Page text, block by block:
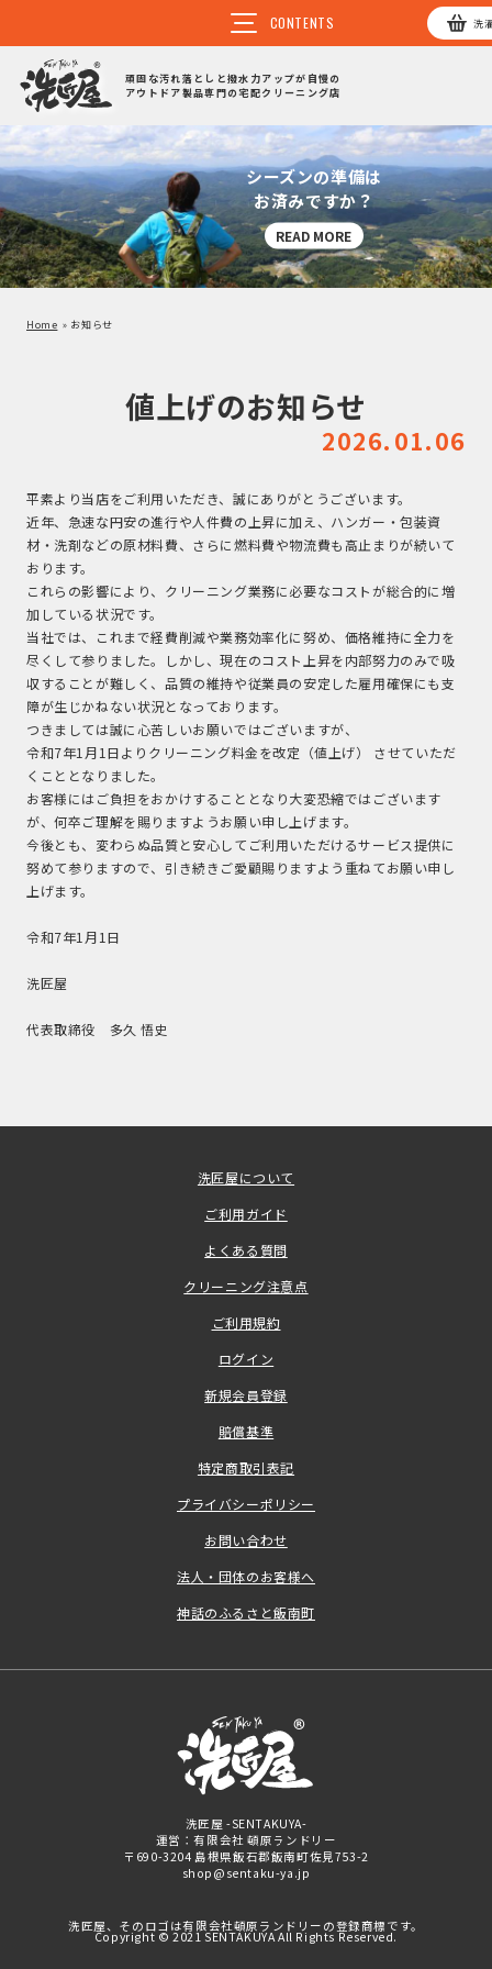
頑固な汚れ落としと撥水力アップが自慢の
アウトドア製品専門の宅配クリーニング店
洗
シーズンの準備は
お済みですか？
READ MORE
Home お知らせ
値上げのお知らせ
2026.01.06
平素より当店をご利用いただき、誠にありがとうございます。
近年、急速な円安の進行や人件費の上昇に加え、ハンガー・包装資
材・洗剤などの原材料費、さらに燃料費や物流費も高止まりが続いて
おります。
これらの影響により、クリーニング業務に必要なコストが総合的に増
加している状況です。
当社では、これまで経費削減や業務効率化に努め、価格維持に全力を
尽くして参りました。しかし、現在のコスト上昇を内部努力のみで吸
収することが難しく、品質の維持や従業員の安定した雇用確保にも支
障が生じかねない状況となっております。
つきましては誠に心苦しいお願いではございますが、
令和7年1月1日よりクリーニング料金を改定（値上げ） させていただ
くこととなりました。
お客様にはご負担をおかけすることとなり大変恐縮ではございます
が、何卒ご理解を賜りますようお願い申し上げます。
今後とも、変わらぬ品質と安心してご利用いただけるサービス提供に
努めて参りますので、引き続きご愛顧賜りますよう重ねてお願い申し
上げます。
令和7年1月1日
洗匠屋
代表取締役 多久 悟史
洗匠屋について
ご利用ガイド
よくある質問
クリーニング注意点
ご利用規約
ログイン
新規会員登録
賠償基準
特定商取引表記
プライバシーポリシー
お問い合わせ
法人・団体のお客様へ
神話のふるさと飯南町
洗匠屋 -SENTAKUYA-
運営：有限会社 頓原ランドリー
〒690-3204 島根県飯石郡飯南町佐見753-2
shop@sentaku-ya.jp
洗匠屋、そのロゴは有限会社頓原ランドリーの登録商標です。
Copyright © 2021 SENTAKUYA All Rights Reserved.